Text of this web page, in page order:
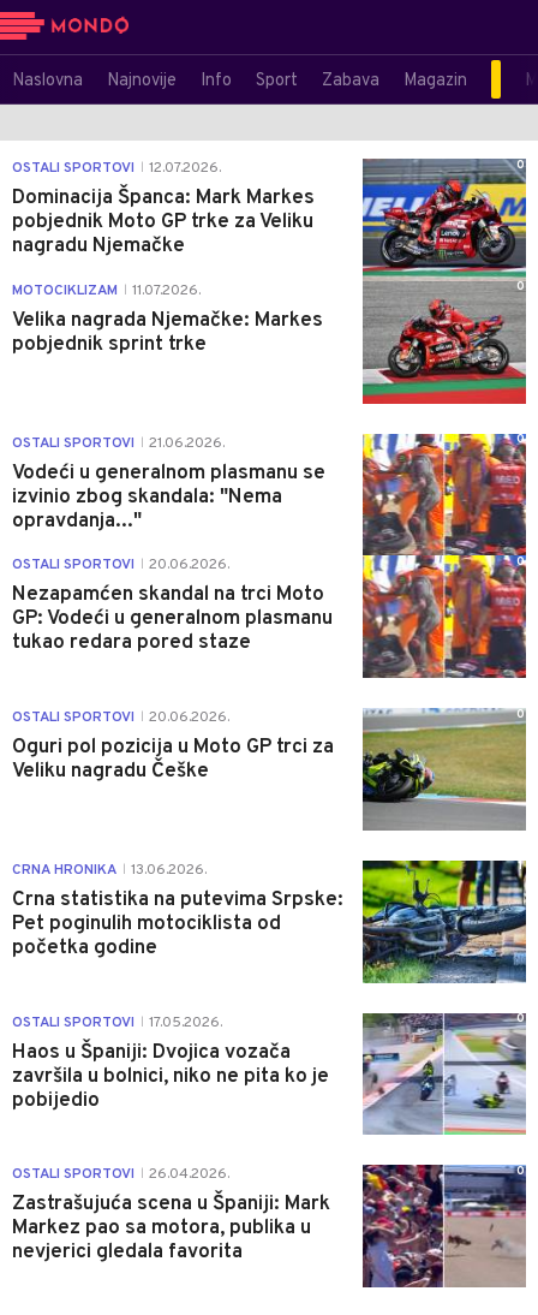
Naslovna Najnovije Info Sport Zabava Magazin
OSTALI SPORTOVI 12.07.2026.
Dominacija Španca: Mark Markes
pobjednik Moto GP trke za Veliku
nagradu Njemačke
0
MOTOCIKLIZAM 11.07.2026.
Velika nagrada Njemačke: Markes
pobjednik sprint trke
0
OSTALI SPORTOVI 21.06.2026.
Vodeći u generalnom plasmanu se
izvinio zbog skandala: "Nema
opravdanja..."
0
OSTALI SPORTOVI 20.06.2026.
Nezapamćen skandal na trci Moto
GP: Vodeći u generalnom plasmanu
tukao redara pored staze
0
OSTALI SPORTOVI 20.06.2026.
Oguri pol pozicija u Moto GP trci za
Veliku nagradu Češke
0
CRNA HRONIKA 13.06.2026.
Crna statistika na putevima Srpske:
Pet poginulih motociklista od
početka godine
1
OSTALI SPORTOVI 17.05.2026.
Haos u Španiji: Dvojica vozača
završila u bolnici, niko ne pita ko je
pobijedio
0
OSTALI SPORTOVI 26.04.2026.
Zastrašujuća scena u Španiji: Mark
Markez pao sa motora, publika u
nevjerici gledala favorita
0